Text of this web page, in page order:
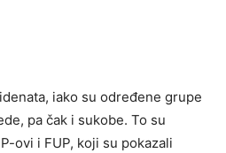
iako su određene grupe
pa čak i sukobe. To su
ovi i FUP, koji su pokazali